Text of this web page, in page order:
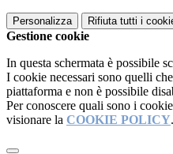
Personalizza Rifiuta tutti i
Gestione cookie
In questa schermata è possibile
I cookie necessari sono quelli
piattaforma e non è possibile
Per conoscere quali sono i
visionare la COOKIE POLICY.